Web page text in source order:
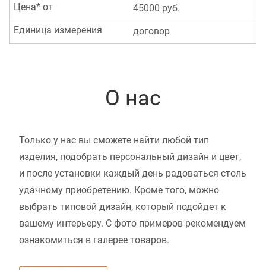
45000 руб.
Цена* от
договор
Единица измерения
О нас
Только у нас вы сможете найти любой тип
изделия, подобрать персональный дизайн и цвет,
и после установки каждый день радоваться столь
удачному приобретению. Кроме того, можно
выбрать типовой дизайн, который подойдет к
вашему интерьеру. С фото примеров рекомендуем
ознакомиться в галерее товаров.